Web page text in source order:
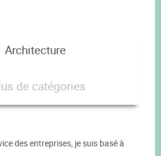
Architecture
de catégories
des entreprises, je suis basé à